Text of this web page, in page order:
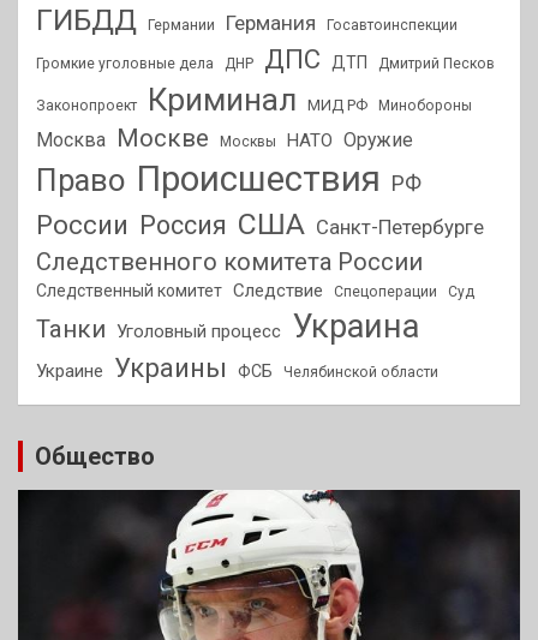
ГИБДД Германии Германия Госавтоинспекции
Громкие уголовные дела ДНР ДПС ДТП Дмитрий Песков
Законопроект Криминал МИД РФ Минобороны
Москва Москве Москвы НАТО Оружие
Право Происшествия РФ
России Россия США Санкт-Петербурге
Следственного комитета России
Следственный комитет Следствие Спецоперации Суд
Танки Уголовный процесс Украина
Украине Украины ФСБ Челябинской области
Общество